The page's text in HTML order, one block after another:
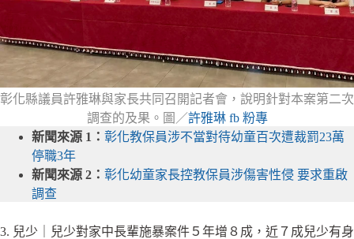
彰化縣議員許雅琳與家長共同召開記者會，說明針對本案第二次
調查的及果。圖／許雅琳 fb 粉專
新聞來源 1： 彰化教保員涉不當對待幼童百次遭裁罰23萬
停職3年
新聞來源 2： 彰化幼童家長控教保員涉傷害性侵 要求重啟
調查
3. 兒少｜兒少對家中長輩施暴案件５年增８成，近７成兒少有身